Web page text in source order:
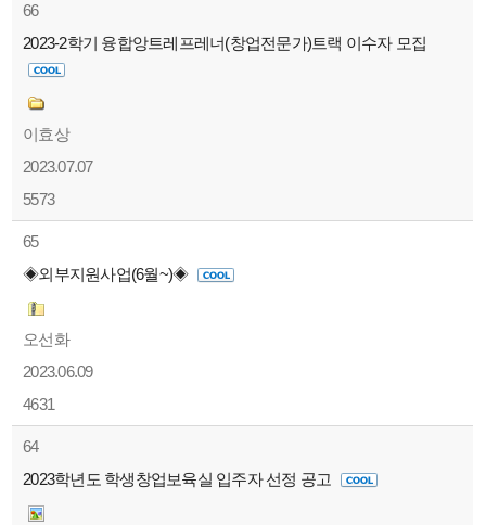
66
2023-2학기 융합앙트레프레너(창업전문가)트랙 이수자 모집
이효상
2023.07.07
5573
65
◈외부지원사업(6월~)◈
오선화
2023.06.09
4631
64
2023학년도 학생창업보육실 입주자 선정 공고